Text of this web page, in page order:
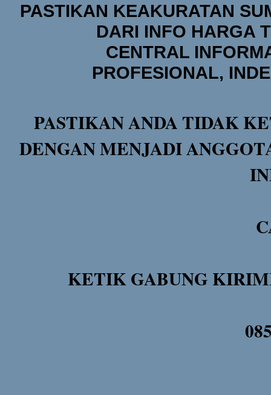
PASTIKAN KEAKURATAN
DARI INFO HARGA
CENTRAL
PROFESIONAL,
PASTIKAN ANDA TIDAK
DENGAN MENJADI
KETIK GABUNG